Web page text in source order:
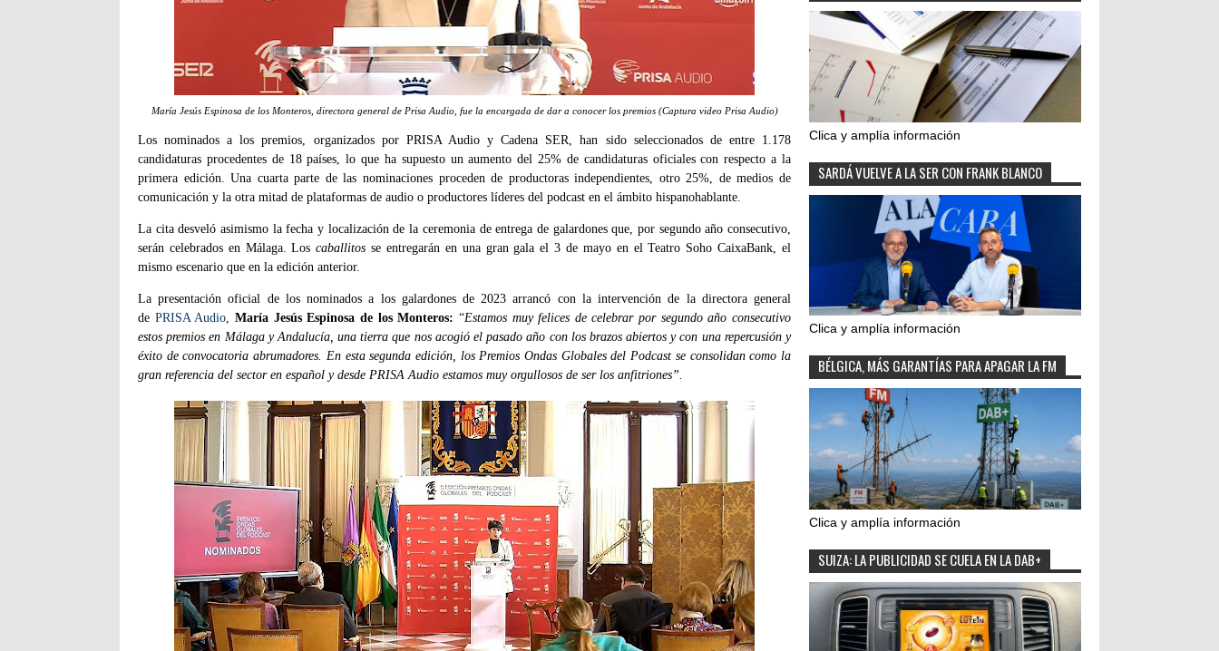
María Jesús Espinosa de los Monteros, directora general de Prisa Audio, fue la encargada de dar a conocer los premios (Captura video Prisa Audio)
Los nominados a los premios, organizados por PRISA Audio y Cadena SER, han sido seleccionados de entre 1.178
candidaturas procedentes de 18 países, lo que ha supuesto un aumento del 25% de candidaturas oficiales con respecto a la
primera edición. Una cuarta parte de las nominaciones proceden de productoras independientes, otro 25%, de medios de
comunicación y la otra mitad de plataformas de audio o productores líderes del podcast en el ámbito hispanohablante.
La cita desveló asimismo la fecha y localización de la ceremonia de entrega de galardones que, por segundo año consecutivo,
serán celebrados en Málaga. Loscaballitos se entregarán en una gran gala el 3 de mayo en el Teatro Soho CaixaBank, el
mismo escenario que en la edición anterior.
La presentación oficial de los nominados a los galardones de 2023 arrancó con la intervención de la directora general
de PRISA Audio María Jesús Espinosa de los Monteros: “Estamos muy felices de celebrar por segundo año consecutivo
estos premios en Málaga y Andalucía, una tierra que nos acogió el pasado año con los brazos abiertos y con una repercusión y
éxito de convocatoria abrumadores. En esta segunda edición, los Premios Ondas Globales del Podcast se consolidan como la
gran referencia del sector en español y desde PRISA Audio estamos muy orgullosos de ser los anfitriones”.
Clica y amplía información
SARDÁ VUELVE A LA SER CON FRANK BLANCO
Clica y amplía información
BÉLGICA, MÁS GARANTÍAS PARA APAGAR LA FM
Clica y amplía información
SUIZA: LA PUBLICIDAD SE CUELA EN LA DAB+